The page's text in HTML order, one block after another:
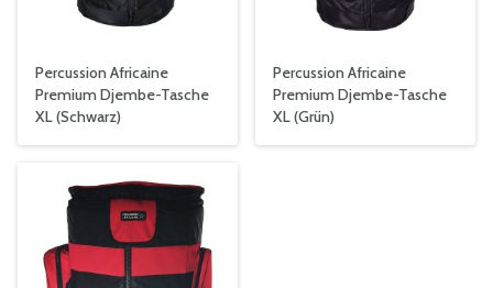
Percussion Africaine
Premium Djembe-Tasche
XL (Schwarz)
Percussion Africaine
Premium Djembe-Tasche
XL (Grün)